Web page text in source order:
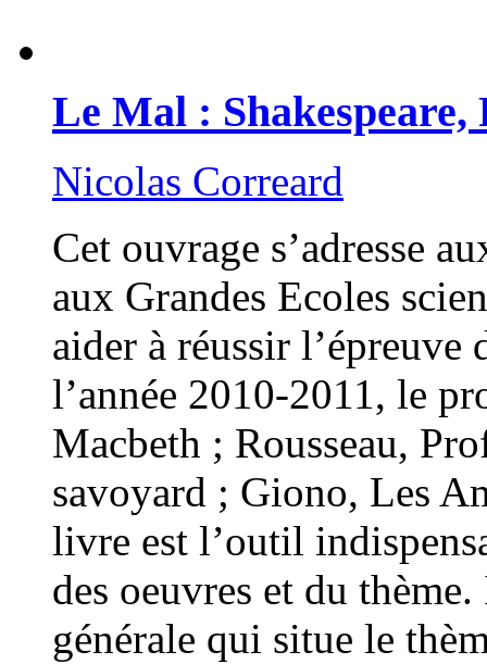
Le Mal : Shakespeare,
Nicolas Correard
Cet ouvrage s’adresse
aux Grandes Ecoles
aider à réussir l’épreuve
l’année 2010-2011, le
Macbeth ; Rousseau,
savoyard ; Giono, Les
livre est l’outil
des oeuvres et du
générale qui situe le